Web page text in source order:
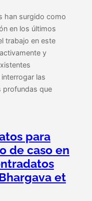
han surgido como
en los últimos
trabajo en este
y
las
profundas que
para
de caso en
et